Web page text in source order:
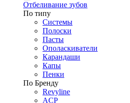
Отбеливание зубов
По типу
Системы
Полоски
Пасты
Ополаскиватели
Карандаши
Капы
Пенки
По Бренду
Revyline
ACP